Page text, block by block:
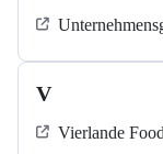
V
Vierlande